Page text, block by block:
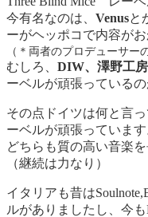
今有名なのは、 Venusと
ーがヘッポコで内容がお
（＊両者のプロデューサー
むしろ、 DIW、澤野工
ーベルが頑張っているの
その点ドイツは何と言
ーベルが頑張っています
どちらも質の高い音楽
（継続は力なり）
イタリアも昔は
ルがありましたし、今